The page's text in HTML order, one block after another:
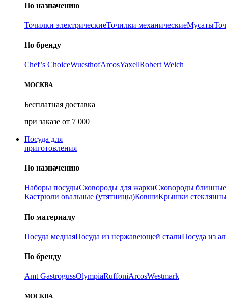
По назначению
Точилки электрическиеТочилки механическиеМусаты
По бренду
Chef’s ChoiceWuesthofArcosYaxellRobert Welch
МОСКВА
Бесплатная доставка
при заказе от 7 000
Посуда для
приготовления
По назначению
Наборы посудыСковороды для жаркиСковороды блинные
Кастрюли овальные (утятницы)КовшиКрышки
По материалу
Посуда меднаяПосуда из нержавеющей сталиПосуда из
По бренду
Amt GastrogussOlympiaRuffoniArcosWestmark
МОСКВА